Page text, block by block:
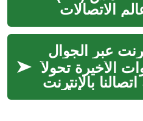
الاتصالات
تعريف ما
والأجهزة ا...
عبر الجوال
الأخيرة تحولاً
بالإنترنت
من الأجيال
ا...